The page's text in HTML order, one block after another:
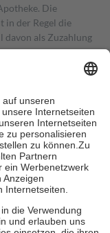
Die
in der Regel die
davon als Zuzahlung
Höhe von zehn
als die tatsächlichen
Apotheken.
beträgt die
Euro je
Gesundheit zu
zu unterstützen,
18. Lebensjahr